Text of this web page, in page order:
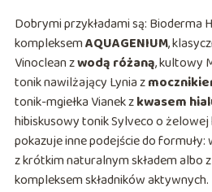
Dobrymi przykładami są: Bioderma
kompleksemAQUAGENIUM,
Vinoclean zwodą różaną, kultowy
tonik nawilżający Lynia z
tonik-mgiełka Vianek zkwasem
hibiskusowy tonik Sylveco o
pokazuje inne podejście do formuły:
z krótkim naturalnym składem albo
kompleksem składników aktywnych.